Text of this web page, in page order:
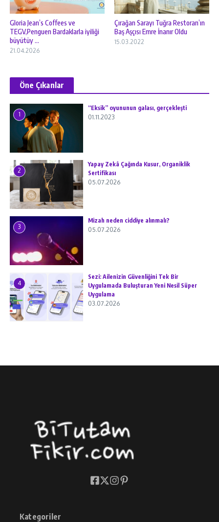
Gloria Jean’s Coffees ve
TEGV,Penguen Bardaklarla iyiliği
büyütüy ...
21.04.2026
Çırağan Sarayı Tuğra Restoran’ın
Baş Aşçısı Emre İnanır Oldu
15.03.2022
Öne Çıkanlar
1
“Eksik” oyununun galası, gerçekleşti
01.11.2023
2
Yapay Zekâ Çağında Kusur, Organiklik
Sertifikası
05.07.2026
3
Mizah neden ciddiye alınmalı?
05.07.2026
4
Sezi: Ailenizin Güvenliğini Tek Bir
Uygulamada Buluşturan Yeni Nesil Süper
Uygulama
03.07.2026
Kategoriler